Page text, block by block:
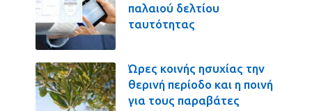
παλαιού δελτίου
ταυτότητας
Ώρες κοινής ησυχίας την
θερινή περίοδο και η ποινή
για τους παραβάτες